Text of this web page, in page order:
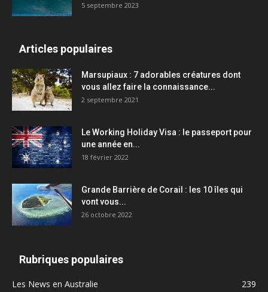
5 septembre 2023
Articles populaires
Marsupiaux : 7 adorables créatures dont
vous allez faire la connaissance...
2 septembre 2021
Le Working Holiday Visa : le passeport pour
une année en...
18 février 2022
Grande Barrière de Corail : les 10 îles qui
vont vous...
26 octobre 2022
Rubriques populaires
Les News en Australie
239